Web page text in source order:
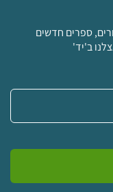
ספרים חדשים
ב'יד'